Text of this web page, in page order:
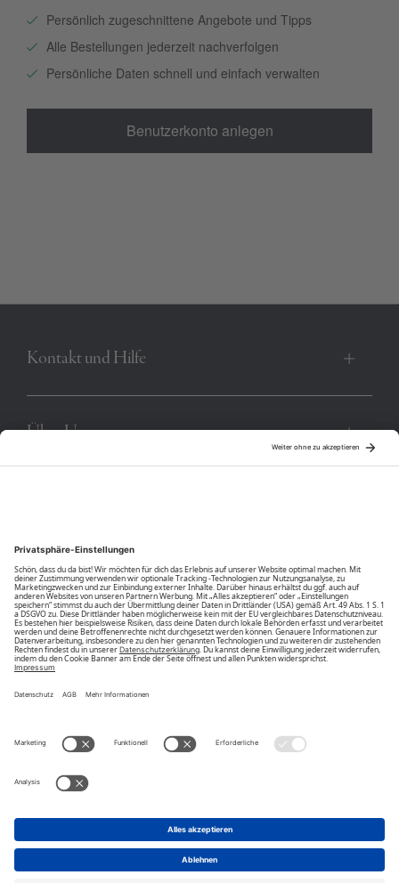
Persönlich zugeschnittene Angebote und Tipps
Alle Bestellungen jederzeit nachverfolgen
Persönliche Daten schnell und einfach verwalten
Benutzerkonto anlegen
Kontakt und Hilfe
Über Uns
Unsere Vorteile
Unsere Partner
Bestellwiderruf